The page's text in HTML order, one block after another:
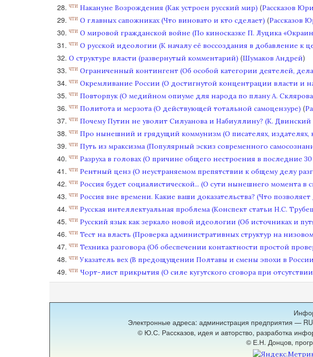
ЧТИ Накануне Возрождения (Как устроен русский мир) (Рассказов
ЧТИ О главных сапожниках (Что виновато и кто сделает) (Рассказов
ЧТИ О мировой гражданской войне (По киносказке П. Луцика
ЧТИ О русской идеологии (К началу её воссоздания в добавление к
О структуре власти (развернутый комментарий) (Шумаков Андрей)
ЧТИ Ограниченный контингент (Об особой категории деятелей,
ЧТИ Окремливание России (О достигнутой концентрации власти и
ЧТИ Повторпук (О медийном опиуме для народа по плану А.
ЧТИ Политота и мерзота (О действующей тотальной самоцензуре) (
ЧТИ Почему Путин не уволит Силуанова и Набиуллину? (К.
ЧТИ Про нынешний и грядущий коммунизм (О писателях, издателях,
ЧТИ Путь из мраксизма (Популярный эскиз современного
ЧТИ Разруха в головах (О причине общего нестроения в последние
ЧТИ Рентный ценз (О неустраняемом препятствии к общему делу
ЧТИ Россия будет социалистической... (О сути нынешнего момента в
ЧТИ Россия вне времени. Какие ваши доказательства? (Что
ЧТИ Русская интеллектуальная проблема (Конспект статьи Н.C.
ЧТИ Русский язык как зеркало новой идеологии (Об источниках и
ЧТИ Тест на власть (Проверка административных структур на
ЧТИ Техника разговора (Об обеспечении контактности простой
ЧТИ Указатель вех (В предощущении Полтавы и смены эпохи в
ЧТИ Чорт-лист прикрытия (О силе кугутского сговора при
Электронные адреса: администрация предприятия —
© Ю.С. Рассказов, идея и авторство, разработка
© Е.Н. Донцов,